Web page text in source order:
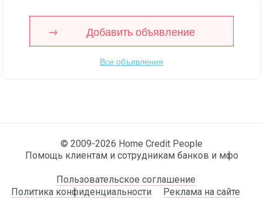
Добавить объявление
Все объявления
© 2009-2026 Home Credit People
Помощь клиентам и сотрудникам банков и мфо
Пользовательское соглашение
Политика конфиденциальности
Реклама на сайте